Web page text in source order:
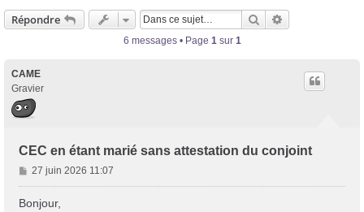
Répondre Rechercher
6 messages • Page 1sur 1
CAME
Gravier
CEC en étant marié sans attestation du conjoint
M
e
27 juin 2026 11:07
Bonjour,